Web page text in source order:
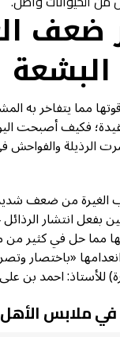
البشعة
مما يتفاخر به
فكيف أصبحت
الرذيلة
الغيرة من ضعف
بفعل انتشار
مما حل في كثير
«باختصار
للأستاذ: احمد بن
ملابس الأهل